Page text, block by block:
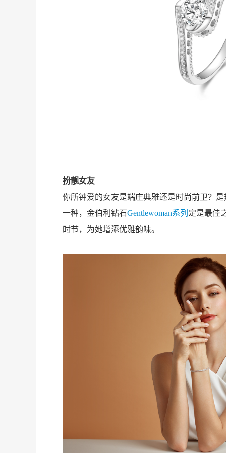
扮靓女友
你所钟爱的女友是端庄典雅还是时尚前卫？
一种，金伯利钻石Gentlewoman系列 定是最佳
时节，为她增添优雅韵味。